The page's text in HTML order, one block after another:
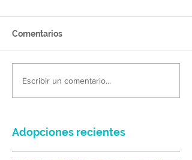
Comentarios
Escribir un comentario...
Adopciones recientes